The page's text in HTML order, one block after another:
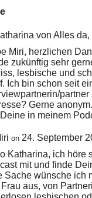
von Alles
Miri, herzlichen
zukünftig sehr
lesbische und
Ich bin schon seit
Gerne
in meinem
on 24. September
Katharina, ich höre
mit und finde
Sache wünsche ich
aus, von